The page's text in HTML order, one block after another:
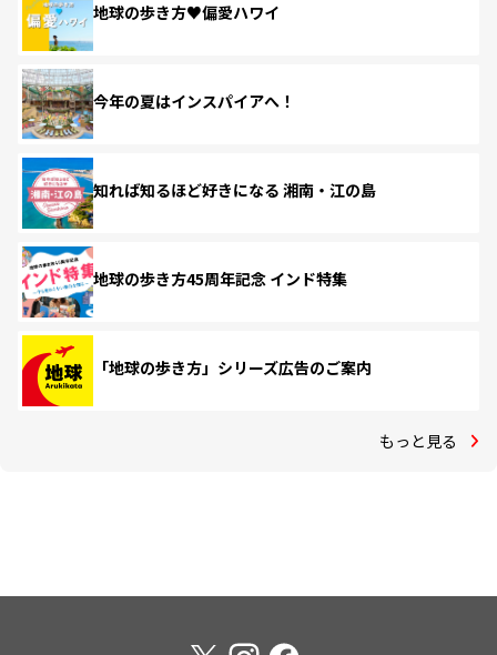
地球の歩き方♥偏愛ハワイ
今年の夏はインスパイアへ！
知れば知るほど好きになる 湘南・江の島
地球の歩き方45周年記念 インド特集
「地球の歩き方」シリーズ広告のご案内
もっと見る